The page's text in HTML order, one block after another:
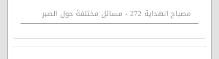
مصباح الهداية 272 - مسائل مختلفة حول الصبر